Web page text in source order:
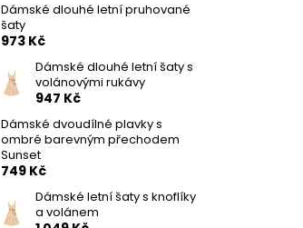
Dámské dlouhé letní pruhované
šaty
973 Kč
Dámské dlouhé letní šaty s
volánovými rukávy
947 Kč
Dámské dvoudílné plavky s
ombré barevným přechodem
Sunset
749 Kč
Dámské letní šaty s knoflíky
a volánem